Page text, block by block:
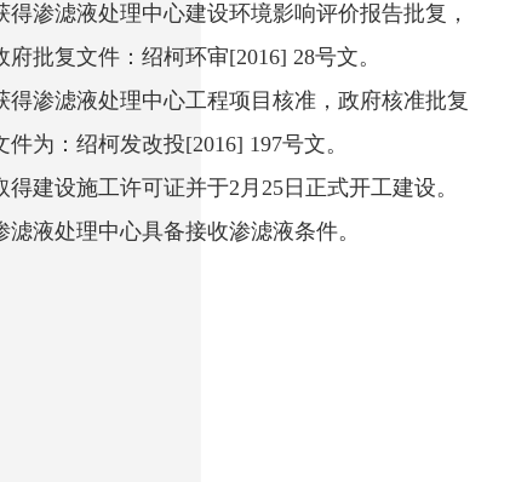
得渗滤液处理中心建设环境影响评价报告批复，
府批复文件：绍柯环审[2016] 28号文。
得渗滤液处理中心工程项目核准，政府核准批复
件为：绍柯发改投[2016] 197号文。
得建设施工许可证并于2月25日正式开工建设。
滤液处理中心具备接收渗滤液条件。